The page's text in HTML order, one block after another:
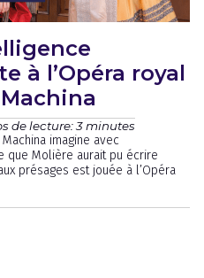
à l’Opéra royal
de lecture: 3 minutes
imagine avec
que Molière aurait pu écrire
présages est jouée à l’Opéra